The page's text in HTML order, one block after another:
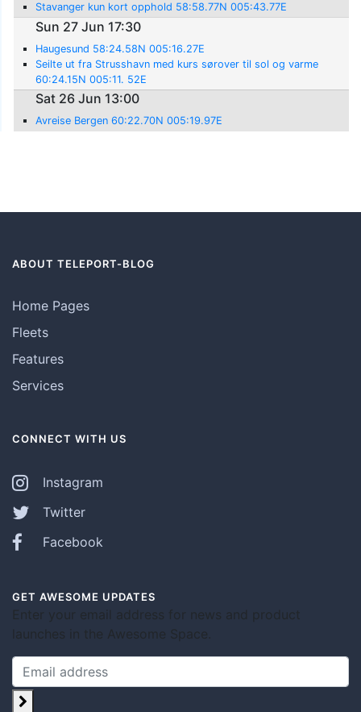
Stavanger kun kort opphold 58:58.77N 005:43.77E
Sun 27 Jun 17:30
Haugesund 58:24.58N 005:16.27E
Seilte ut fra Strusshavn med kurs sørover til sol og varme
60:24.15N 005:11. 52E
Sat 26 Jun 13:00
Avreise Bergen 60:22.70N 005:19.97E
ABOUT TELEPORT-BLOG
Home Pages
Fleets
Features
Services
CONNECT WITH US
Instagram
Twitter
Facebook
GET AWESOME UPDATES
Enter your email address for news and product
launches in the Awesome Space.